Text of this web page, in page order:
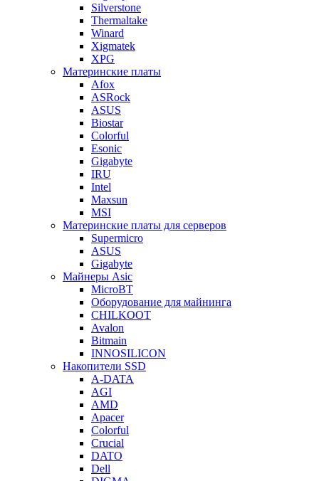
Silverstone
Thermaltake
Winard
Xigmatek
XPG
Материнские платы
Afox
ASRock
ASUS
Biostar
Colorful
Esonic
Gigabyte
IRU
Intel
Maxsun
MSI
Материнские платы для серверов
Supermicro
ASUS
Gigabyte
Майнеры Asic
MicroBT
Оборудование для майнинга
CHILKOOT
Avalon
Bitmain
INNOSILICON
Накопители SSD
A-DATA
AGI
AMD
Apacer
Colorful
Crucial
DATO
Dell